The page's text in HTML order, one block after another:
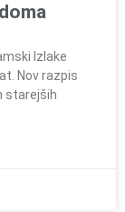
Izlake
Nov razpis
starejših